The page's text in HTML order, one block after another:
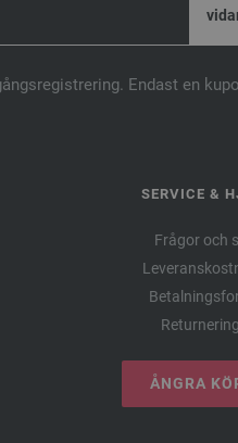
Endast en
SERVICE &
Frågor och
ÅNGRA